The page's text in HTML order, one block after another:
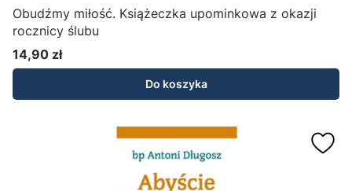
Obudźmy miłość. Książeczka upominkowa z okazji
rocznicy ślubu
Cena
14,90 zł
Do koszyka